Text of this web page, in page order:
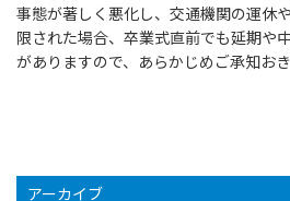
事態が著しく悪化し、交通機関の運休
限された場合、卒業式直前でも延期や
がありますので、あらかじめご承知おき
アーカイブ